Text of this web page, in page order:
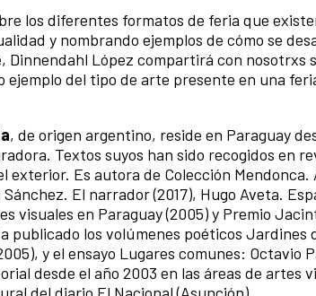
los diferentes formatos de feria que
y nombrando ejemplos de cómo se
Dinnendahl López compartirá con nosotrxs
ejemplo del tipo de arte presente en una
, de origen argentino, reside en Paraguay
Textos suyos han sido recogidos en
exterior. Es autora de Colección
El narrador (2017), Hugo Aveta.
visuales en Paraguay (2005) y Premio
publicado los volúmenes poéticos Jardines
y el ensayo Lugares comunes: Octavio
desde el año 2003 en las áreas de artes